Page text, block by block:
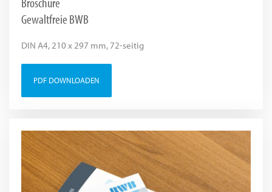
Gewaltfreie BWB
DIN A4, 210 x 297 mm, 72-seitig
PDF DOWNLOADEN